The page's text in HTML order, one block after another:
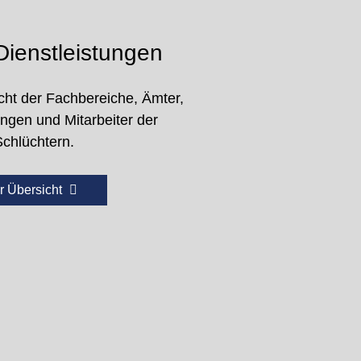
der Fachbereiche, Ämter,
und Mitarbeiter der
Übersicht